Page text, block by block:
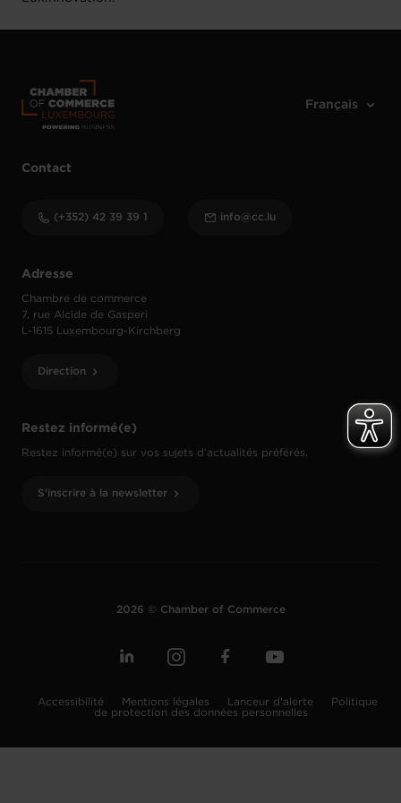
Restez informé(e)
Restez informé(e) sur vos sujets d’actualités préférés.
S'inscrire à la newsletter
Adresse
Chambre de commerce
7, rue Alcide de Gasperi
L-1615 Luxembourg-Kirchberg
Direction
Contact
(+352) 42 39 39 1 info@cc.lu
2026 © Chamber of Commerce
Accessibilité Mentions légales Lanceur d'alerte
Politique
de protection des données personnelles